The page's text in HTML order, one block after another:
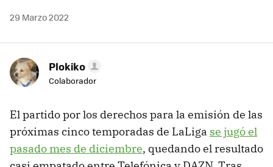
29 Marzo 2022
Plokiko
Colaborador
El partido por los derechos para la emisión de las
próximas cinco temporadas de LaLiga se jugó el
pasado mes de diciembre, quedando el resultado